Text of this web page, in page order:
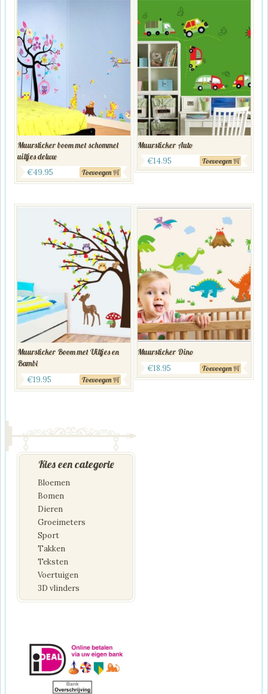
Muursticker boom met schommel
uiltjes deluxe
€49.95 Toevoegen
Muursticker Auto
€14.95 Toevoegen
Muursticker Boom met Uiltjes en
Bambi
€19.95 Toevoegen
Muursticker Dino
€18.95 Toevoegen
Kies een categorie
Bloemen
Bomen
Dieren
Groeimeters
Sport
Takken
Teksten
Voertuigen
3D vlinders